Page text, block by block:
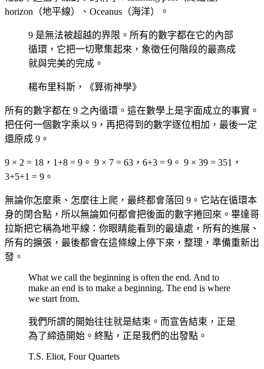
horizon（地平線）、Oceanus（海洋）。
9 是無法被超越的界限。所有的數字都在它的內部
循環，它把一切聚集起來，象徵任何階段的最高成
就與完美的完成。
楊布里科斯，《算術神學》
所有的數字都在 9 之內循環。這在數學上是字面成立的事實。
把任何一個數字乘以 9，再把得到的數字逐位相加，最後一定
還原成 9。
9 × 2 = 18，1+8 = 9。 9 × 7 = 63，6+3 = 9。 9 × 39 = 351，
3+5+1 = 9。
無論你怎麼乘、怎麼往上爬，最終都會落回 9。它站在循環本
身的閉合點，所以無論如何都會把後面的數字捲回來。畢達哥
拉斯把它稱為地平線：你眼睛能看到的最遠處，所有的進展、
所有的擴張，最後都會在這條線上停下來，整理，準備重新出
發。
What we call the beginning is often the end. And to
make an end is to make a beginning. The end is where
we start from.
我們所謂的開始往往就是結束。而宣告結束，正是
為了締造開始。終點，正是我們的出發點。
T.S. Eliot, Four Quartets